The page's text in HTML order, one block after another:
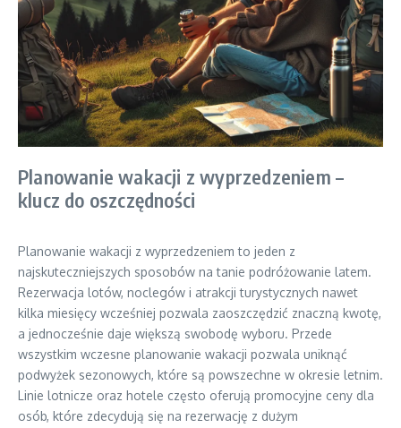
Planowanie wakacji z wyprzedzeniem –
klucz do oszczędności
Planowanie wakacji z wyprzedzeniem to jeden z
najskuteczniejszych sposobów na tanie podróżowanie latem.
Rezerwacja lotów, noclegów i atrakcji turystycznych nawet
kilka miesięcy wcześniej pozwala zaoszczędzić znaczną kwotę,
a jednocześnie daje większą swobodę wyboru. Przede
wszystkim wczesne planowanie wakacji pozwala uniknąć
podwyżek sezonowych, które są powszechne w okresie letnim.
Linie lotnicze oraz hotele często oferują promocyjne ceny dla
osób, które zdecydują się na rezerwację z dużym